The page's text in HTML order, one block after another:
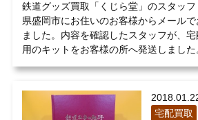
鉄道グッズ買取「くじら堂」のスタッ
県盛岡市にお住いのお客様からメール
ました。内容を確認したスタッフが、
用のキットをお客様の所へ発送しました
宅配買取